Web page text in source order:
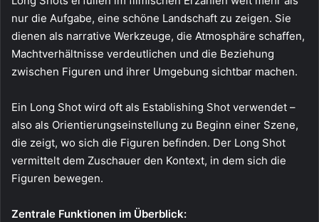
nur die Aufgabe, eine schöne Landschaft zu zeigen. Sie
dienen als narrative Werkzeuge, die Atmosphäre schaffen,
Machtverhältnisse verdeutlichen und die Beziehung
zwischen Figuren und ihrer Umgebung sichtbar machen.
Ein Long Shot wird oft als Establishing Shot verwendet –
also als Orientierungseinstellung zu Beginn einer Szene,
die zeigt, wo sich die Figuren befinden. Der Long Shot
vermittelt dem Zuschauer den Kontext, in dem sich die
Figuren bewegen.
Zentrale Funktionen im Überblick: